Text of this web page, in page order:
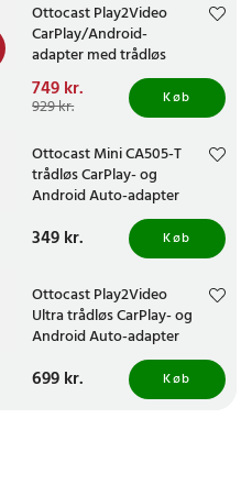
Ottocast Play2Video
CarPlay/Android-
adapter med trådløs
forbindelse
Nuværende pris:
749 kr. Tidligere pris:929 kr.
749 kr.
929 kr. Køb
Ottocast Mini CA505-T
trådløs CarPlay- og
Android Auto-adapter
Pris:349 kr.
349 kr. Køb
Ottocast Play2Video
Ultra trådløs CarPlay- og
Android Auto-adapter
Pris:699 kr.
699 kr. Køb